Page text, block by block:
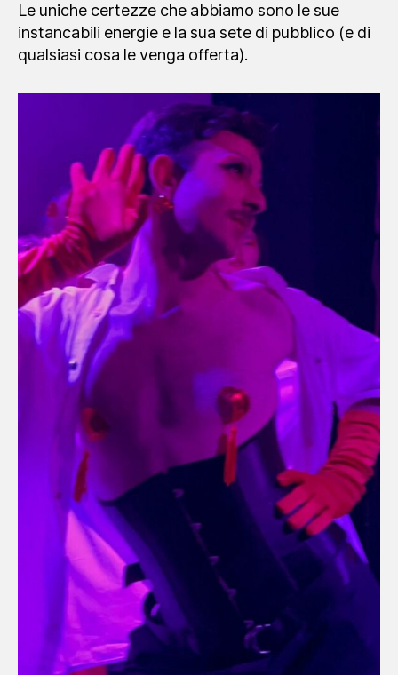
Le uniche certezze che abbiamo sono le sue
instancabili energie e la sua sete di pubblico (e di
qualsiasi cosa le venga offerta).